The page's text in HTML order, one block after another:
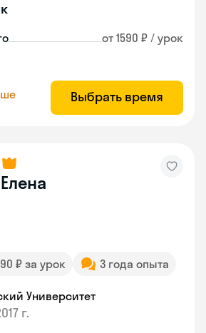
от 1590 ₽ / урок
Выбрать время
Елена
₽ за урок 3 года опыта
Университет
г.